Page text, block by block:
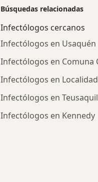
Búsquedas relacionadas
Infectólogos cercanos
Infectólogos en Usaquén
Infectólogos en Comuna
Infectólogos en
Infectólogos en
Infectólogos en Kennedy